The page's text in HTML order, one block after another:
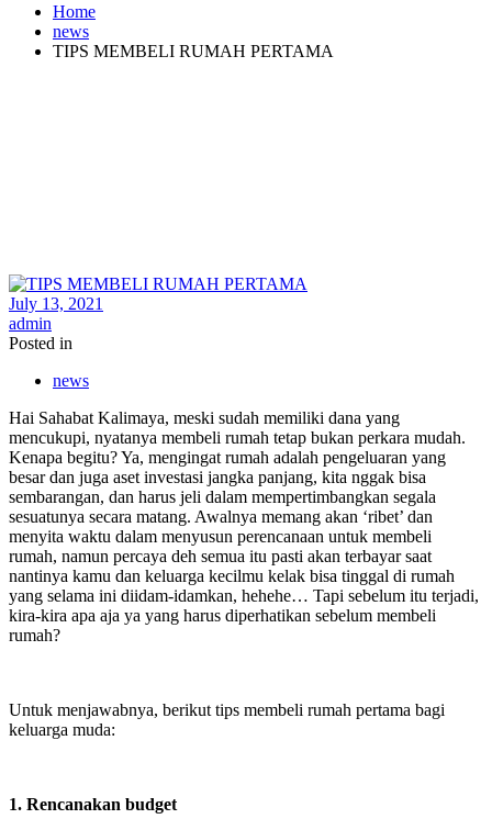
Home
news
TIPS MEMBELI RUMAH PERTAMA
July 13, 2021
admin
Posted in
news
Hai Sahabat Kalimaya, meski sudah memiliki dana yang
mencukupi, nyatanya membeli rumah tetap bukan perkara mudah.
Kenapa begitu? Ya, mengingat rumah adalah pengeluaran yang
besar dan juga aset investasi jangka panjang, kita nggak bisa
sembarangan, dan harus jeli dalam mempertimbangkan segala
sesuatunya secara matang. Awalnya memang akan ‘ribet’ dan
menyita waktu dalam menyusun perencanaan untuk membeli
rumah, namun percaya deh semua itu pasti akan terbayar saat
nantinya kamu dan keluarga kecilmu kelak bisa tinggal di rumah
yang selama ini diidam-idamkan, hehehe… Tapi sebelum itu terjadi,
kira-kira apa aja ya yang harus diperhatikan sebelum membeli
rumah?
Untuk menjawabnya, berikut tips membeli rumah pertama bagi
keluarga muda:
1. Rencanakan budget